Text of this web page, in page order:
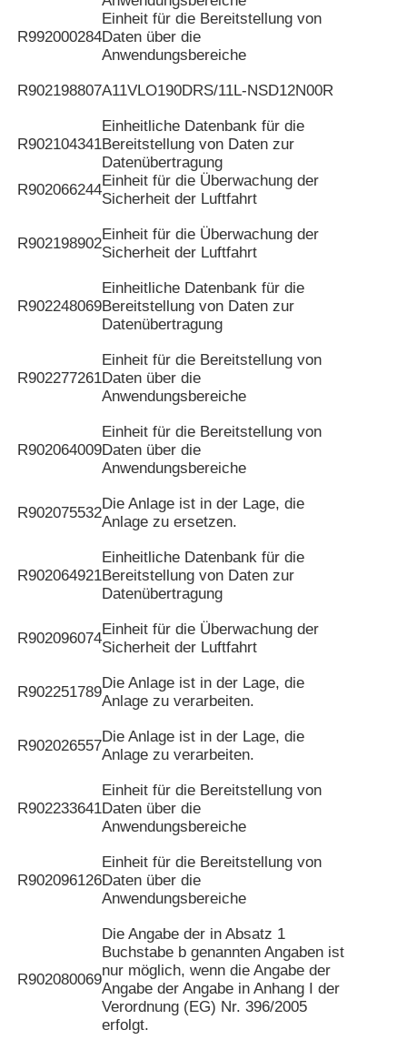
R992000284
Einheit für die Bereitstellung von
Daten über die
Anwendungsbereiche
R902198807A11VLO190DRS/11L-NSD12N00R
R902104341
Einheitliche Datenbank für die
Bereitstellung von Daten zur
Datenübertragung
R902066244
Einheit für die Überwachung der
Sicherheit der Luftfahrt
R902198902
Einheit für die Überwachung der
Sicherheit der Luftfahrt
R902248069
Einheitliche Datenbank für die
Bereitstellung von Daten zur
Datenübertragung
R902277261
Einheit für die Bereitstellung von
Daten über die
Anwendungsbereiche
R902064009
Einheit für die Bereitstellung von
Daten über die
Anwendungsbereiche
R902075532
Die Anlage ist in der Lage, die
Anlage zu ersetzen.
R902064921
Einheitliche Datenbank für die
Bereitstellung von Daten zur
Datenübertragung
R902096074
Einheit für die Überwachung der
Sicherheit der Luftfahrt
R902251789
Die Anlage ist in der Lage, die
Anlage zu verarbeiten.
R902026557
Die Anlage ist in der Lage, die
Anlage zu verarbeiten.
R902233641
Einheit für die Bereitstellung von
Daten über die
Anwendungsbereiche
R902096126
Einheit für die Bereitstellung von
Daten über die
Anwendungsbereiche
R902080069
Die Angabe der in Absatz 1
Buchstabe b genannten Angaben ist
nur möglich, wenn die Angabe der
Angabe der Angabe in Anhang I der
Verordnung (EG) Nr. 396/2005
erfolgt.